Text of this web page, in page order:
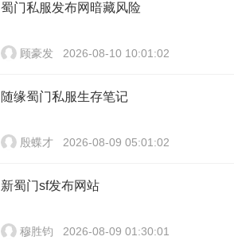
蜀门私服发布网暗藏风险
顾豪发 2026-08-10 10:01:02
随缘蜀门私服生存笔记
殷蝶才 2026-08-09 05:01:02
新蜀门sf发布网站
穆胜钧 2026-08-09 01:30:01